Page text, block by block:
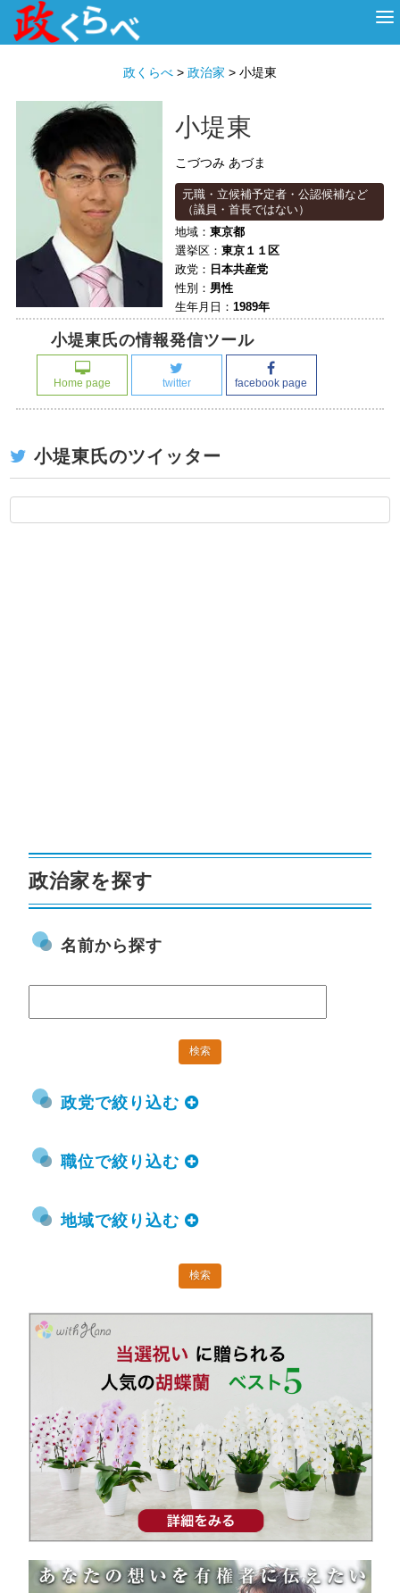
政くらべ > 政治家 > 小堤東
小堤東
こづつみ あづま
元職・立候補予定者・公認候補など
（議員・首長ではない）
地域： 東京都
選挙区： 東京１１区
政党： 日本共産党
性別： 男性
生年月日： 1989年
小堤東氏の情報発信ツール
Home page twitter facebook page
小堤東氏のツイッター
政治家を探す
名前から探す
政党で絞り込む
職位で絞り込む
地域で絞り込む